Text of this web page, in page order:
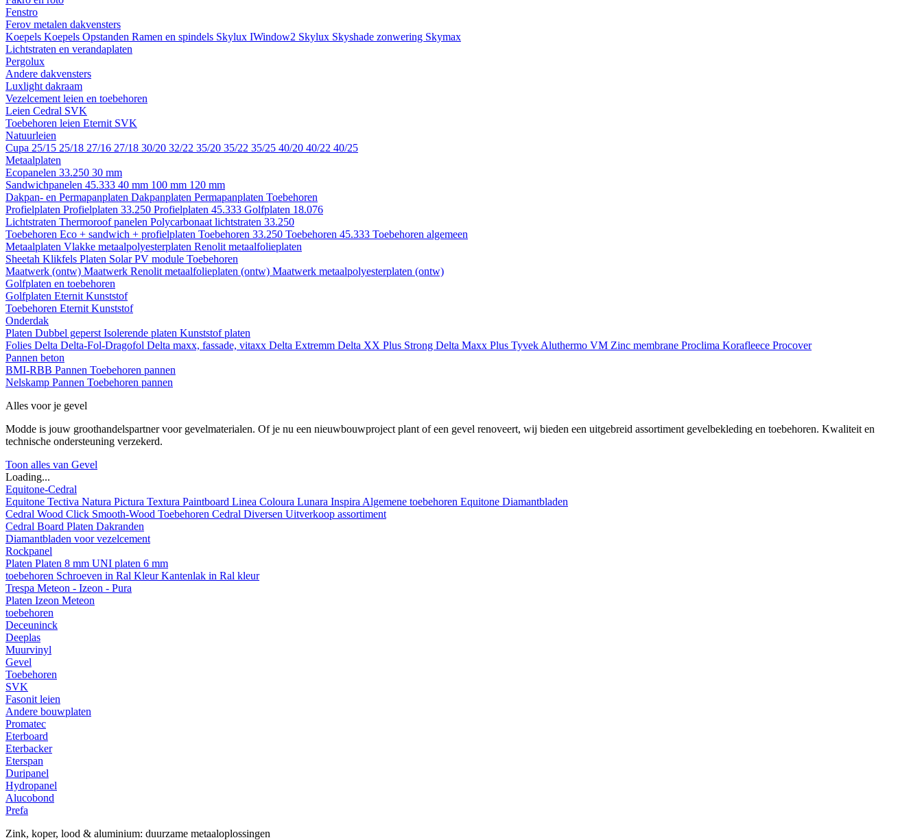
Fenstro
Ferov metalen dakvensters
Koepels Koepels Opstanden Ramen en spindels Skylux IWindow2 Skylux Skyshade zonwering Skymax
Lichtstraten en verandaplaten
Pergolux
Andere dakvensters
Luxlight dakraam
Vezelcement leien en toebehoren
Leien Cedral SVK
Toebehoren leien Eternit SVK
Natuurleien
Cupa 25/15 25/18 27/16 27/18 30/20 32/22 35/20 35/22 35/25 40/20 40/22 40/25
Metaalplaten
Ecopanelen 33.250 30 mm
Sandwichpanelen 45.333 40 mm 100 mm 120 mm
Dakpan- en Permapanplaten Dakpanplaten Permapanplaten Toebehoren
Profielplaten Profielplaten 33.250 Profielplaten 45.333 Golfplaten 18.076
Lichtstraten Thermoroof panelen Polycarbonaat lichtstraten 33.250
Toebehoren Eco + sandwich + profielplaten Toebehoren 33.250 Toebehoren 45.333 Toebehoren algemeen
Metaalplaten Vlakke metaalpolyesterplaten Renolit metaalfolieplaten
Sheetah Klikfels Platen Solar PV module Toebehoren
Maatwerk (ontw) Maatwerk Renolit metaalfolieplaten (ontw) Maatwerk metaalpolyesterplaten (ontw)
Golfplaten en toebehoren
Golfplaten Eternit Kunststof
Toebehoren Eternit Kunststof
Onderdak
Platen Dubbel geperst Isolerende platen Kunststof platen
Folies Delta Delta-Fol-Dragofol Delta maxx, fassade, vitaxx Delta Extremm Delta XX Plus Strong Delta Maxx Plus Tyvek Aluthermo VM Zinc membrane Proclima Korafleece Procover
Pannen beton
BMI-RBB Pannen Toebehoren pannen
Nelskamp Pannen Toebehoren pannen
Alles voor je gevel
Modde is jouw groothandelspartner voor gevelmaterialen. Of je nu een nieuwbouwproject plant of een gevel renoveert, wij bieden een uitgebreid assortiment gevelbekleding en toebehoren. Kwaliteit en
technische ondersteuning verzekerd.
Toon alles van Gevel
Loading...
Equitone-Cedral
Equitone Tectiva Natura Pictura Textura Paintboard Linea Coloura Lunara Inspira Algemene toebehoren Equitone Diamantbladen
Cedral Wood Click Smooth-Wood Toebehoren Cedral Diversen Uitverkoop assortiment
Cedral Board Platen Dakranden
Diamantbladen voor vezelcement
Rockpanel
Platen Platen 8 mm UNI platen 6 mm
toebehoren Schroeven in Ral KleurKantenlak in Ral kleur
Trespa Meteon - Izeon - Pura
Platen Izeon Meteon
toebehoren
Deceuninck
Deeplas
Muurvinyl
Gevel
Toebehoren
SVK
Fasonit leien
Andere bouwplaten
Promatec
Eterboard
Eterbacker
Eterspan
Duripanel
Hydropanel
Alucobond
Prefa
Zink, koper, lood & aluminium: duurzame metaaloplossingen